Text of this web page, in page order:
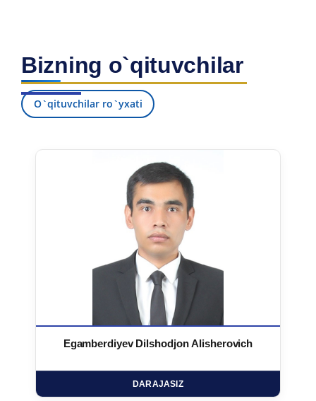
Bizning o`qituvchilar
O`qituvchilar ro`yxati
Egamberdiyev Dilshodjon Alisherovich
DARAJASIZ